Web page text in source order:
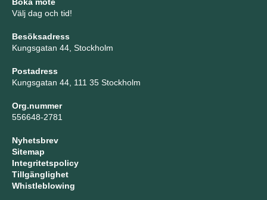
Välj dag och tid!
Besöksadress
Kungsgatan 44, Stockholm
Postadress
Kungsgatan 44, 111 35 Stockholm
Org.nummer
556648-2781
Nyhetsbrev
Sitemap
Integritetspolicy
Tillgänglighet
Whistleblowing